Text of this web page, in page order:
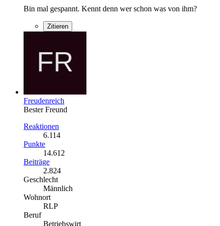
Bin mal gespannt. Kennt denn wer schon was von ihm?
Zitieren
Freudenreich
Bester Freund
Reaktionen
6.114
Punkte
14.612
Beiträge
2.824
Geschlecht
Männlich
Wohnort
RLP
Beruf
Betriebswirt